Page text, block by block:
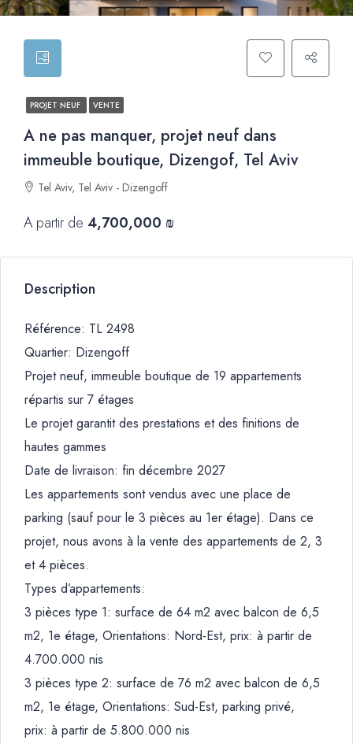
PROJET NEUF VENTE
A ne pas manquer, projet neuf dans
immeuble boutique, Dizengof, Tel Aviv
Tel Aviv, Tel Aviv - Dizengoff
A partir de 4,700,000 ₪
Description
Référence: TL 2498
Quartier: Dizengoff
Projet neuf, immeuble boutique de 19 appartements
répartis sur 7 étages
Le projet garantit des prestations et des finitions de
hautes gammes
Date de livraison: fin décembre 2027
Les appartements sont vendus avec une place de
parking (sauf pour le 3 pièces au 1er étage). Dans ce
projet, nous avons à la vente des appartements de 2, 3
et 4 pièces.
Types d’appartements:
3 pièces type 1: surface de 64 m2 avec balcon de 6,5
m2, 1e étage, Orientations: Nord-Est, prix: à partir de
4.700.000 nis
3 pièces type 2: surface de 76 m2 avec balcon de 6,5
m2, 1e étage, Orientations: Sud-Est, parking privé,
prix: à partir de 5.800.000 nis